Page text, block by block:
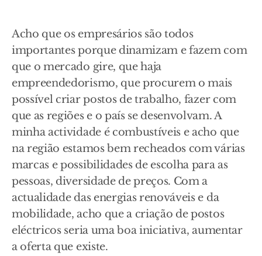
Acho que os empresários são todos
importantes porque dinamizam e fazem com
que o mercado gire, que haja
empreendedorismo, que procurem o mais
possível criar postos de trabalho, fazer com
que as regiões e o país se desenvolvam. A
minha actividade é combustíveis e acho que
na região estamos bem recheados com várias
marcas e possibilidades de escolha para as
pessoas, diversidade de preços. Com a
actualidade das energias renováveis e da
mobilidade, acho que a criação de postos
eléctricos seria uma boa iniciativa, aumentar
a oferta que existe.